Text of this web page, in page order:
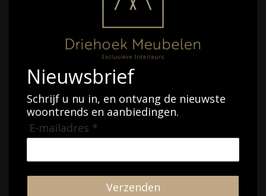
Nieuwsbrief
Schrijf u nu in, en ontvang de nieuwste
woontrends en aanbiedingen.
E-mailadres *
Verzenden